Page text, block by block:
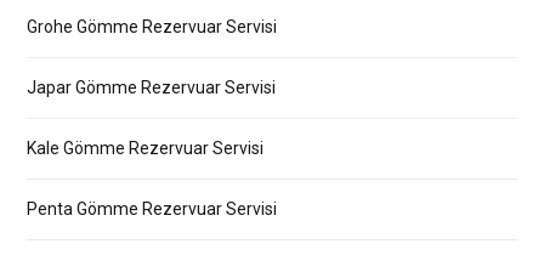
Grohe Gömme Rezervuar Servisi
Japar Gömme Rezervuar Servisi
Kale Gömme Rezervuar Servisi
Penta Gömme Rezervuar Servisi